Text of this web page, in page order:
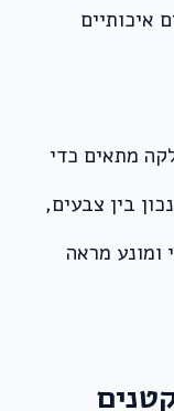
איכותיים
מתאים כדי
בין צבעים,
ומונע מראה